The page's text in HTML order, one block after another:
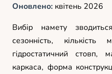
Оновлено: квітень 2026
Вибір намету
сезонність,
гідростатичний стовп,
каркаса, форма